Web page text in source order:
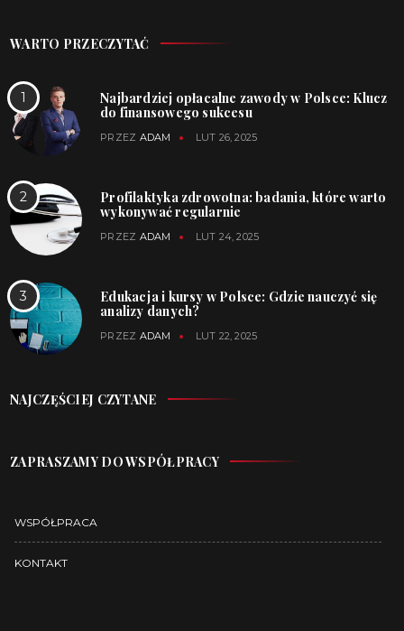
WARTO PRZECZYTAĆ
Najbardziej opłacalne zawody w Polsce: Klucz
do finansowego sukcesu
PRZEZ ADAM LUT 26, 2025
Profilaktyka zdrowotna: badania, które warto
wykonywać regularnie
PRZEZ ADAM LUT 24, 2025
Edukacja i kursy w Polsce: Gdzie nauczyć się
analizy danych?
PRZEZ ADAM LUT 22, 2025
NAJCZĘŚCIEJ CZYTANE
ZAPRASZAMY DO WSPÓŁPRACY
WSPÓŁPRACA
KONTAKT